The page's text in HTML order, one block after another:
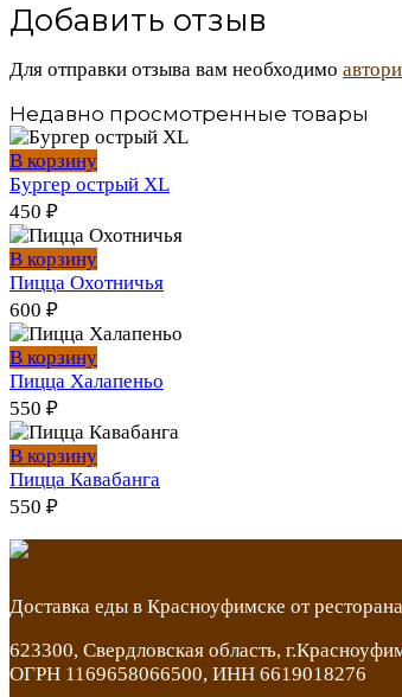
Добавить отзыв
Для отправки отзыва вам необходимо
Недавно просмотренные товары
В корзину
Бургер острый XL
450 ₽
В корзину
Пицца Охотничья
600 ₽
В корзину
Пицца Халапеньо
550 ₽
В корзину
Пицца Кавабанга
550 ₽
Доставка еды в Красноуфимске от
623300, Свердловская область,
ОГРН 1169658066500, ИНН 6619018276